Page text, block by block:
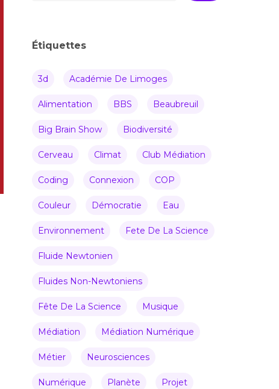
Étiquettes
3d Académie De Limoges
Alimentation BBS Beaubreuil
Big Brain Show Biodiversité
Cerveau Climat Club Médiation
Coding Connexion COP
Couleur Démocratie Eau
Environnement Fete De La Science
Fluide Newtonien
Fluides Non-Newtoniens
Fête De La Science Musique
Médiation Médiation Numérique
Métier Neurosciences
Numérique Planète Projet